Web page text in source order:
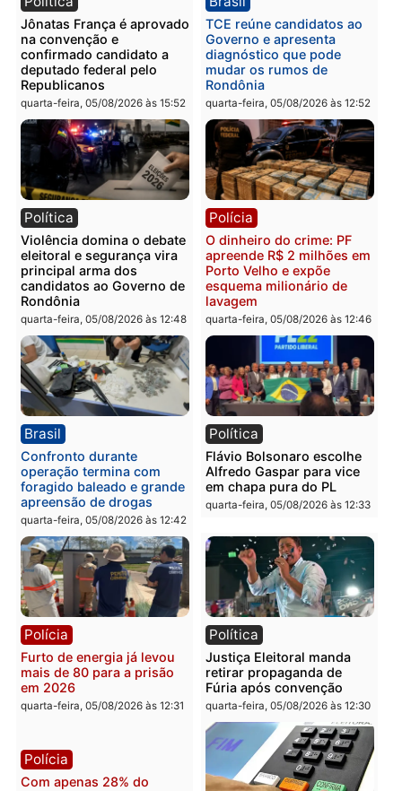
Categorias
Política
Você também vai querer ler...
Política
Jônatas França é aprovado
na convenção e
confirmado candidato a
deputado federal pelo
Republicanos
quarta-feira, 05/08/2026 às 15:52
Brasil
TCE reúne candidatos ao
Governo e apresenta
diagnóstico que pode
mudar os rumos de
Rondônia
quarta-feira, 05/08/2026 às
Política
Violência domina o debate
eleitoral e segurança vira
principal arma dos
candidatos ao Governo de
Rondônia
quarta-feira, 05/08/2026 às 12:48
Polícia
O dinheiro do crime: PF
apreende R$ 2 milhões
Porto Velho e expõe
esquema milionário de
lavagem
quarta-feira, 05/08/2026 às
Brasil
Confronto durante
Política
Flávio Bolsonaro escolhe